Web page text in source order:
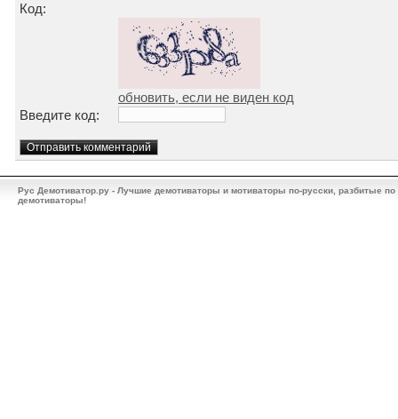
Код:
обновить, если не виден код
Введите код:
Рус Демотиватор.ру - Лучшие демотиваторы и мотиваторы по-русски, разбитые
демотиваторы!